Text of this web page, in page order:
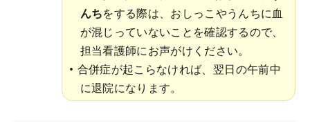
んちをする際は、おしっこやうんちに血
が混じっていないことを確認するので、
担当看護師にお声がけください。
合併症が起こらなければ、翌日の午前中
に退院になります。